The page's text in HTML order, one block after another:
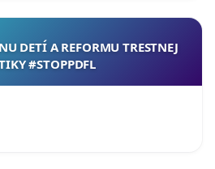
DETÍ A REFORMU TRESTNEJ
#STOPPDFL